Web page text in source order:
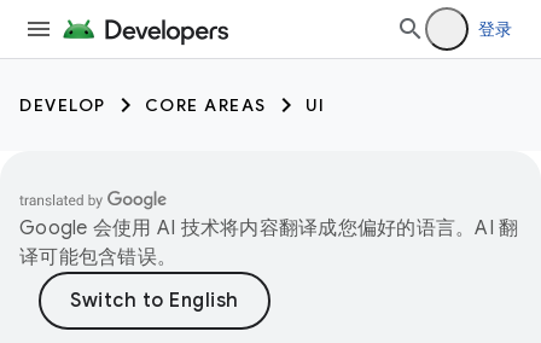
登录
DEVELOP CORE AREAS UI
Google 会使用 AI 技术将内容翻译成您偏好的语言。AI 翻
译可能包含错误。